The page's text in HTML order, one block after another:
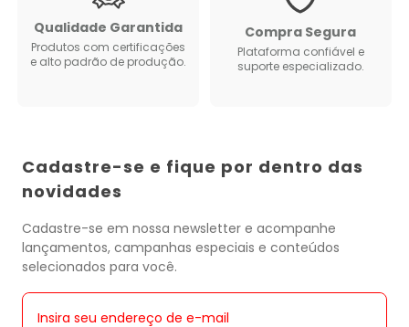
Qualidade Garantida
Produtos com certificações
e alto padrão de produção.
Compra Segura
Plataforma confiável e
suporte especializado.
Cadastre-se e fique por dentro das
novidades
Cadastre-se em nossa newsletter e acompanhe
lançamentos, campanhas especiais e conteúdos
selecionados para você.